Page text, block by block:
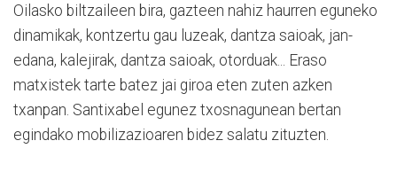
Oilasko biltzaileen bira, gazteen nahiz haurren eguneko
dinamikak, kontzertu gau luzeak, dantza saioak, jan-
edana, kalejirak, dantza saioak, otorduak... Eraso
matxistek tarte batez jai giroa eten zuten azken
txanpan. Santixabel egunez txosnagunean bertan
egindako mobilizazioaren bidez salatu zituzten.